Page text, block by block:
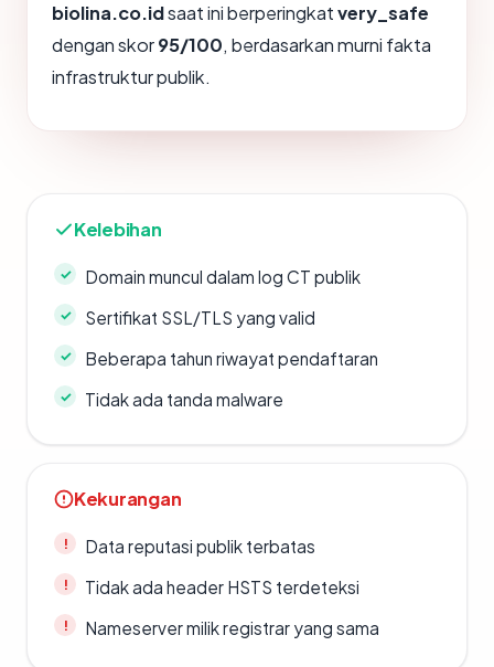
biolina.co.idsaat ini berperingkatvery_safe
dengan skor95/100, berdasarkan murni fakta
infrastruktur publik.
Kelebihan
Domain muncul dalam log CT publik
Sertifikat SSL/TLS yang valid
Beberapa tahun riwayat pendaftaran
Tidak ada tanda malware
Kekurangan
Data reputasi publik terbatas
Tidak ada header HSTS terdeteksi
Nameserver milik registrar yang sama